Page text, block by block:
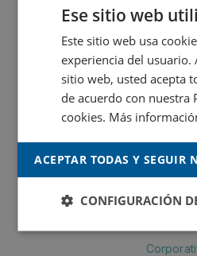
MONTÓ
MONTÓ
Crea by
MONTÓ
Ese sitio web
Este sitio web usa
experiencia del
sitio web, usted acepta
de acuerdo con nuestra
cookies. Más
ACEPTAR TODAS Y SEGUIR
CONFIGURACIÓN